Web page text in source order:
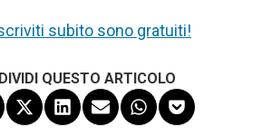
subito sono gratuiti!
QUESTO ARTICOLO
Share
on
Share
on
Share
on
Share
on
Share
on